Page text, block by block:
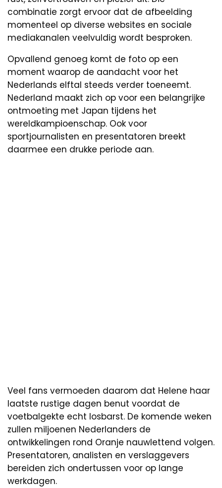
combinatie zorgt ervoor dat de afbeelding
momenteel op diverse websites en sociale
mediakanalen veelvuldig wordt besproken.
Opvallend genoeg komt de foto op een
moment waarop de aandacht voor het
Nederlands elftal steeds verder toeneemt.
Nederland maakt zich op voor een belangrijke
ontmoeting met Japan tijdens het
wereldkampioenschap. Ook voor
sportjournalisten en presentatoren breekt
daarmee een drukke periode aan.
Veel fans vermoeden daarom dat Helene haar
laatste rustige dagen benut voordat de
voetbalgekte echt losbarst. De komende weken
zullen miljoenen Nederlanders de
ontwikkelingen rond Oranje nauwlettend volgen.
Presentatoren, analisten en verslaggevers
bereiden zich ondertussen voor op lange
werkdagen.